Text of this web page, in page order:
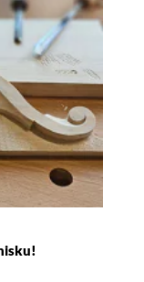
swoich
tygodniowy